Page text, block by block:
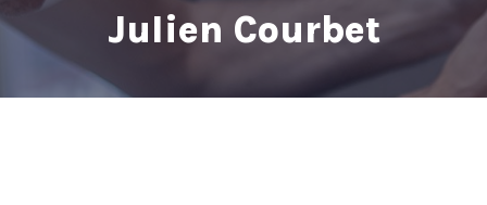
Julien Courbet